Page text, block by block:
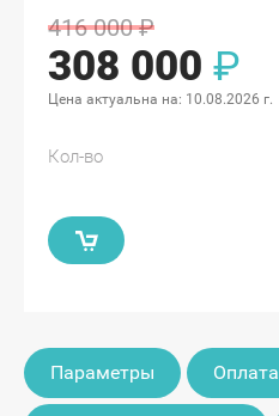
416 000 ₽
308 000 ₽
Цена актуальна на: 10.08.2026 г.
Кол-во
Параметры Оплата